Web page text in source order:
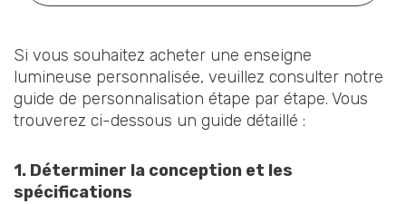
Si vous souhaitez acheter une enseigne
lumineuse personnalisée, veuillez consulter notre
guide de personnalisation étape par étape. Vous
trouverez ci-dessous un guide détaillé :
1. Déterminer la conception et les
spécifications